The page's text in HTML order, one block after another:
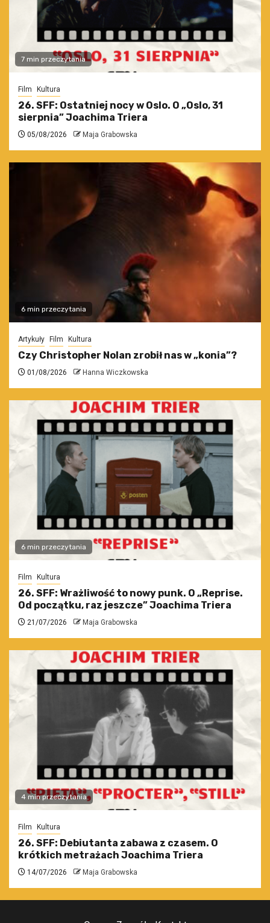
7 min przeczytania
Film Kultura
26. SFF: Ostatniej nocy w Oslo. O „Oslo, 31
sierpnia” Joachima Triera
05/08/2026 Maja Grabowska
6 min przeczytania
Artykuły Film Kultura
Czy Christopher Nolan zrobił nas w „konia”?
01/08/2026 Hanna Wiczkowska
6 min przeczytania
Film Kultura
26. SFF: Wrażliwość to nowy punk. O „Reprise.
Od początku, raz jeszcze” Joachima Triera
21/07/2026 Maja Grabowska
4 min przeczytania
Film Kultura
26. SFF: Debiutanta zabawa z czasem. O
krótkich metrażach Joachima Triera
14/07/2026 Maja Grabowska